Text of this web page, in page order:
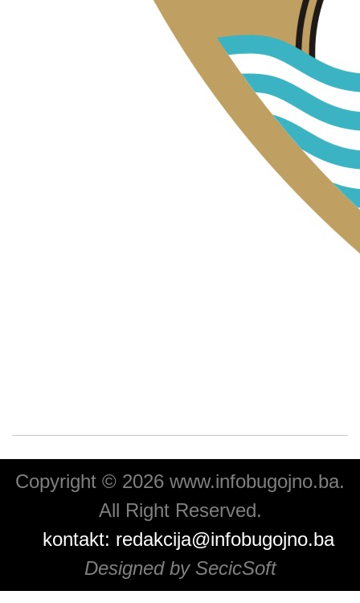
Copyright © 2026 www.infobugojno.ba.
All Right Reserved.
kontakt: redakcija@infobugojno.ba
Designed by SecicSoft